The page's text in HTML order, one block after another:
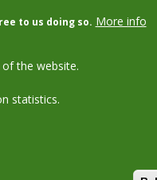
to us doing so. More info
the website.
statistics.